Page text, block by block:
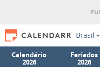
Brasil
Calendário
2026
Feriados
2026